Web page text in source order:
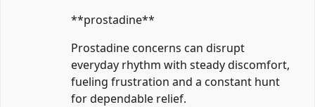
**prostadine**
Prostadine concerns can disrupt
everyday rhythm with steady discomfort,
fueling frustration and a constant hunt
for dependable relief.